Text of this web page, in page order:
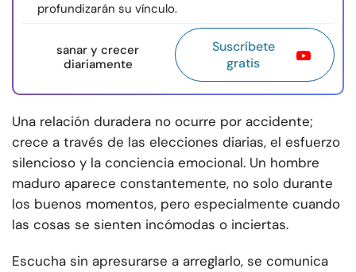
profundizarán su vínculo.
sanar y crecer
diariamente
Suscríbete
gratis
Una relación duradera no ocurre por accidente;
crece a través de las elecciones diarias, el esfuerzo
silencioso y la conciencia emocional. Un hombre
maduro aparece constantemente, no solo durante
los buenos momentos, pero especialmente cuando
las cosas se sienten incómodas o inciertas.
Escucha sin apresurarse a arreglarlo, se comunica